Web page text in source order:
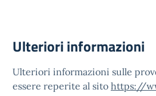
Ulteriori informazioni
Ulteriori informazioni sulle
essere reperite al sito https://